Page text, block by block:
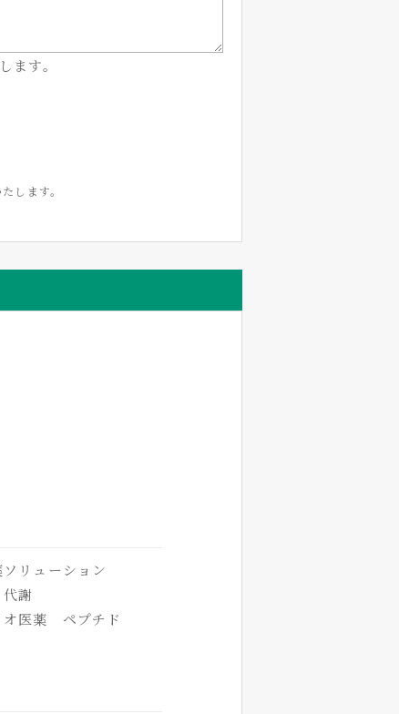
ます。
します。
リューション
謝
オ医薬 ペプチド